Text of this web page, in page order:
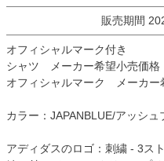
販売期間
オフィシャルマーク付き
シャツ メーカー希望小売価格
オフィシャルマーク メーカー
カラー：JAPANBLUE/アッシュ
アディダスのロゴ：刺繍 - 3ス